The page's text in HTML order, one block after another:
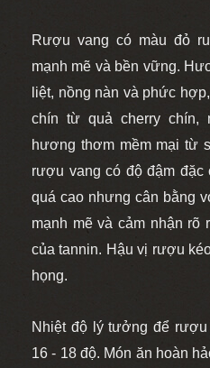
Rượu vang có màu đỏ
mạnh mẽ và bền vững.
liệt, nồng nàn và phức
chín từ quả cherry chín,
hương thơm mềm mại từ
rượu vang có độ đậm đặc
quá cao nhưng cân bằng
mạnh mẽ và cảm nhận rõ
của tannin. Hậu vị rượu
họng.
Nhiệt độ lý tưởng để
16 - 18 độ. Món ăn hoàn